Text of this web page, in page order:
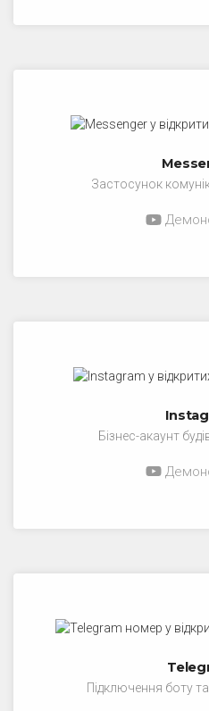
Застосунок
Бізнес-акаунт
Підключення боту